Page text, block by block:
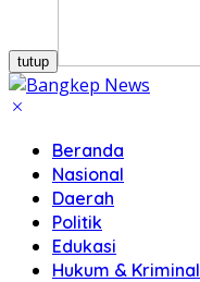
tutup
Beranda
Nasional
Daerah
Politik
Edukasi
Hukum & Kriminal